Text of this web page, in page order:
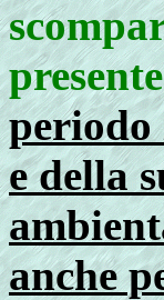
e della
anche